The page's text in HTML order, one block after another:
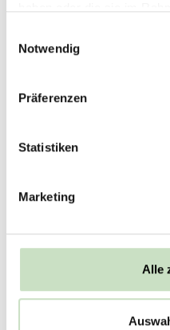
Notwendig
Präferenzen
Statistiken
Marketing
Alle
angeführt.
professionelle
Wissenschaft und
Weitere Informationen